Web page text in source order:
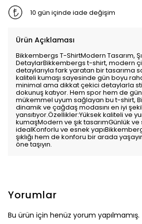
10 gün içinde iade değişim
Ürün Açıklaması
Bikkembergs T-ShirtModern Tasarım,
DetaylarBikkembergs t-shirt, modern
detaylarıyla fark yaratan bir tasarıma
kaliteli kumaşı sayesinde gün boyu
minimal ama dikkat çekici detaylarla
dokunuş katıyor. Hem spor hem de
mükemmel uyum sağlayan bu t-shirt,
dinamik ve çağdaş modasını en iyi
yansıtıyor.Özellikler:Yüksek kaliteli ve
kumaşModern ve şık tasarımGünlük
idealKonforlu ve esnek
şıklığı hem de konforu bir arada
öne taşıyın.
Yorumlar
Bu ürün için henüz yorum yapılmamış.